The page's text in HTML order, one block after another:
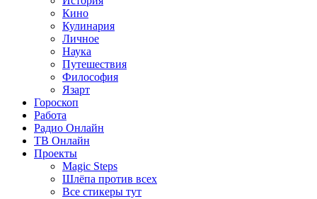
Кино
Кулинария
Личное
Наука
Путешествия
Философия
Язарт
Гороскоп
Работа
Радио Онлайн
ТВ Онлайн
Проекты
Magic Steps
Шлёпа против всех
Все стикеры тут